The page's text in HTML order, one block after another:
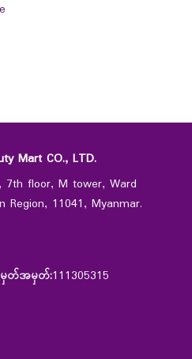
Mart CO., LTD.
7th floor, M tower, Ward
11041, Myanmar.
မှတ်အမှတ်:111305315